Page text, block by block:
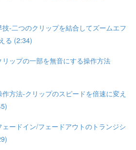
-二つのクリップを結合してズームエフ
る (2:34)
ップの一部を無音にする操作方法
方法-クリップのスピードを倍速に変え
ードイン/フェードアウトのトランジシ